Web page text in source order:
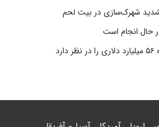
شهرک‌سازی در بیت‌ لحم
حال انجام است